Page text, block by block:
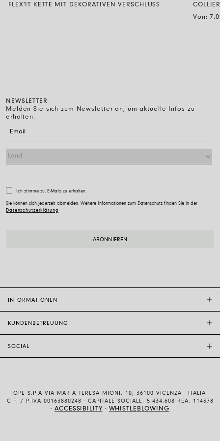
FLEX'IT KETTE MIT DEKORATIVEN VERSCHLUSS
Von:
NEWSLETTER
Melden Sie sich zum Newsletter an, um aktuelle Infos zu
erhalten.
Ich stimme zu, E-Mails zu erhalten.
Sie können sich jederzeit abmelden. Weitere Informationen zum Datenschutz finden Sie in der
Datenschutzerklärung
INFORMATIONEN
KUNDENBETREUUNG
VERSAND UND RÜCKSENDUNG
ZAHLUNSMETHODEN
SOCIAL
YOUTUBE
FOPE S.P.A VIA MARIA TERESA MIONI, 10, 36100 VICENZA - ITALIA -
C.F. / P.IVA 00163880248 - CAPITALE SOCIALE: 5.434.608 REA: 114378
-ACCESSIBILITY - WHISTLEBLOWING